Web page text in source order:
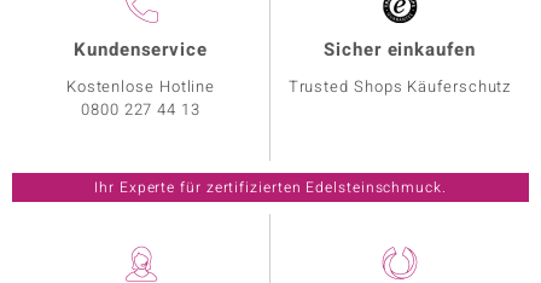
Kundenservice
Kostenlose Hotline
0800 227 44 13
Sicher einkaufen
Trusted Shops Käuferschutz
Ihr Experte für zertifizierten Edelsteinschmuck.